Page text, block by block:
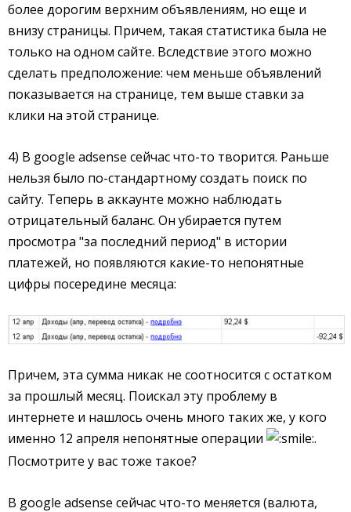
более дорогим верхним объявлениям, но еще и
внизу страницы. Причем, такая статистика была не
только на одном сайте. Вследствие этого можно
сделать предположение: чем меньше объявлений
показывается на странице, тем выше ставки за
клики на этой странице.
4) В google adsense сейчас что-то творится. Раньше
нельзя было по-стандартному создать поиск по
сайту. Теперь в аккаунте можно наблюдать
отрицательный баланс. Он убирается путем
просмотра "за последний период" в истории
платежей, но появляются какие-то непонятные
цифры посередине месяца:
Причем, эта сумма никак не соотносится с остатком
за прошлый месяц. Поискал эту проблему в
интернете и нашлось очень много таких же, у кого
именно 12 апреля непонятные операции
.
Посмотрите у вас тоже такое?
В google adsense сейчас что-то меняется (валюта,